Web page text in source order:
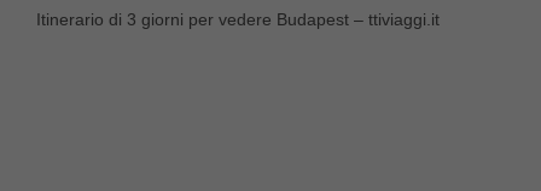
Itinerario di 3 giorni per vedere Budapest – ttiviaggi.it